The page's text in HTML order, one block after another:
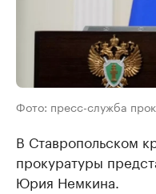
Фото: пресс-служба
В Ставропольском
прокуратуры
Юрия Немкина.